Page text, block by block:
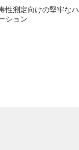
性測定向けの堅牢なハ
ション